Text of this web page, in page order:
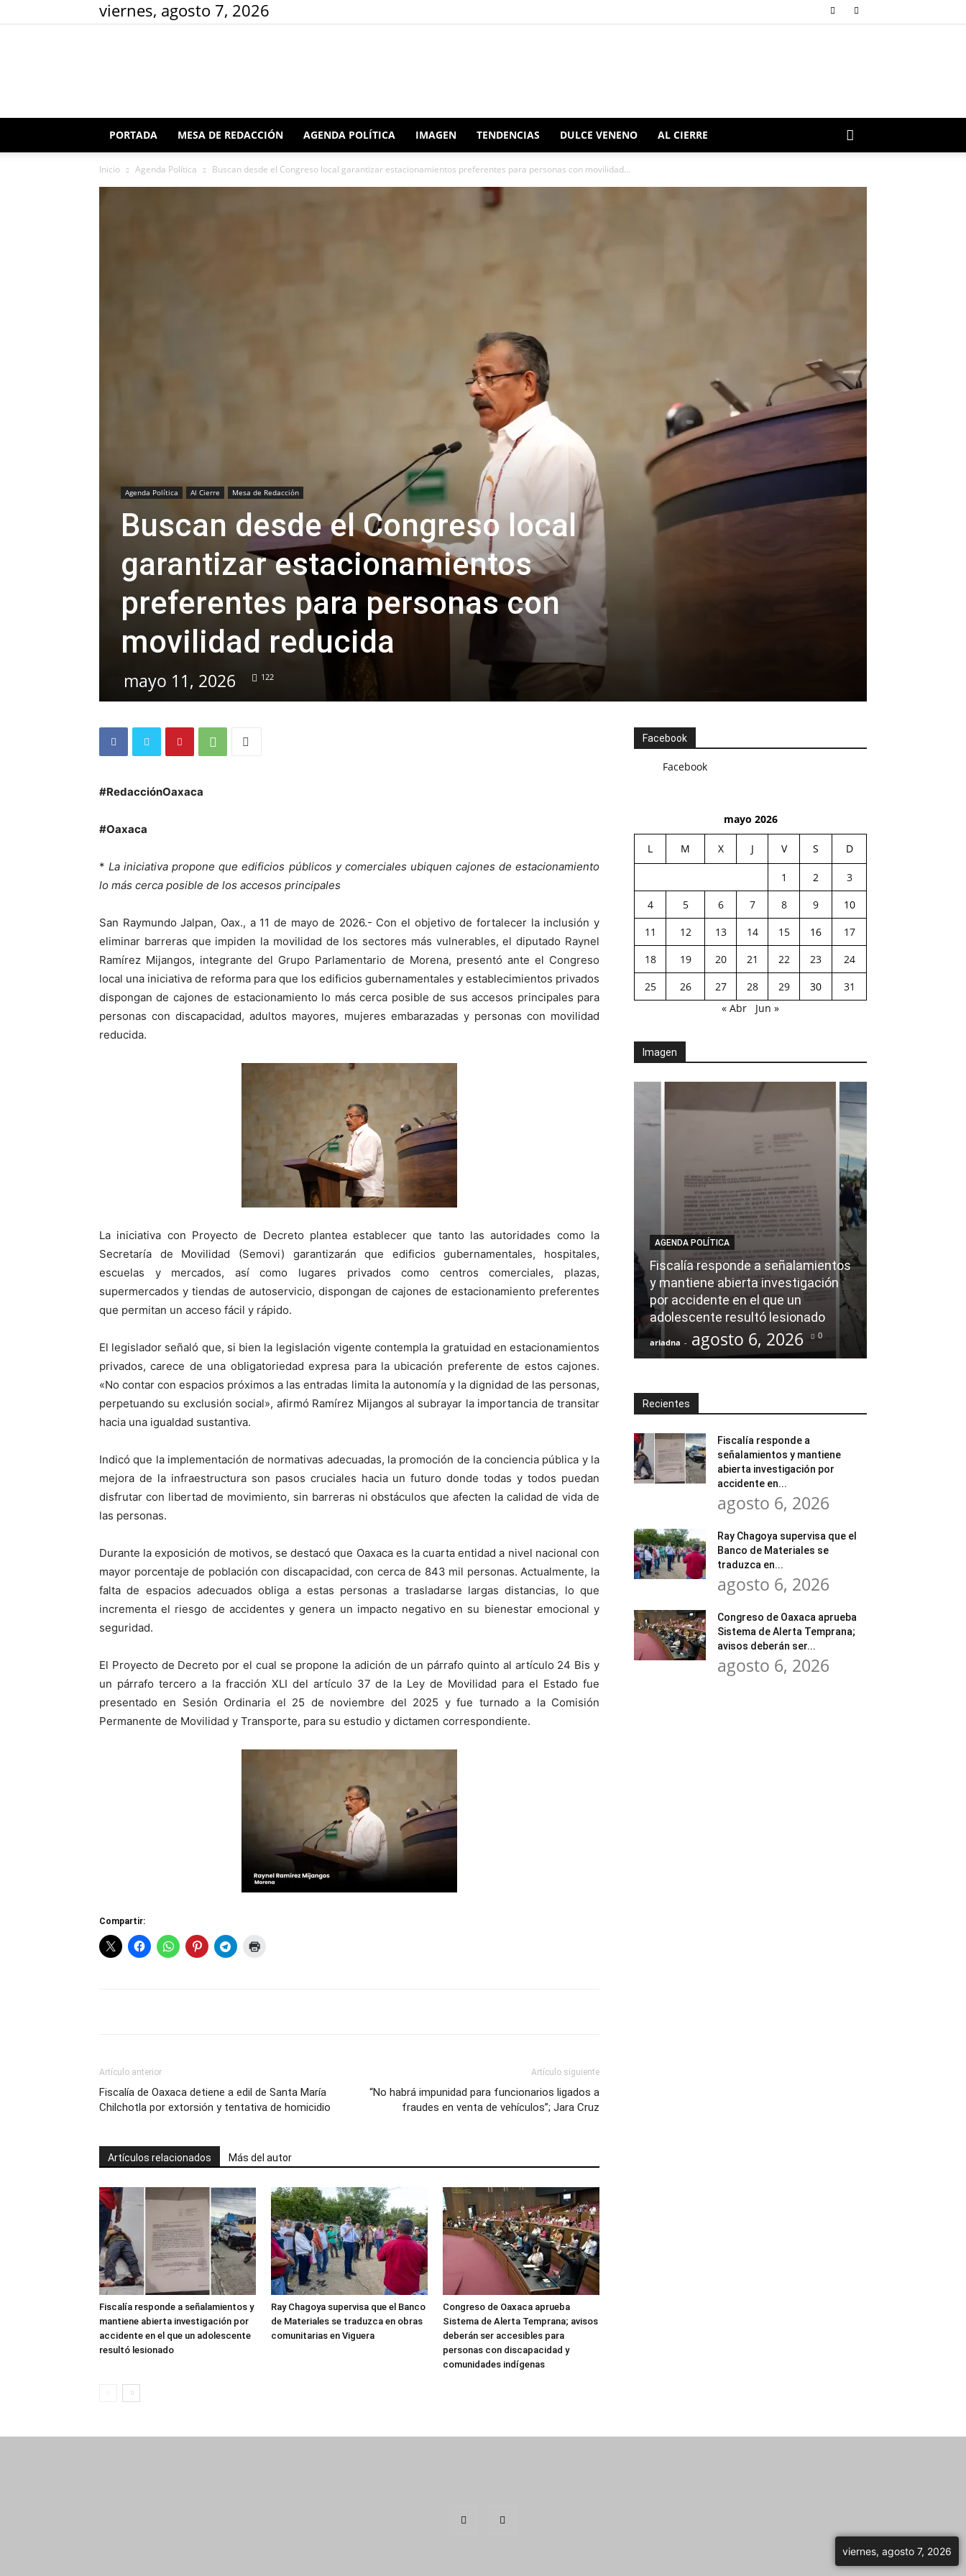
viernes, agosto 7, 2026
Redacción
Oaxaca
PORTADA MESA DE REDACCIÓN AGENDA POLÍTICA IMAGEN TENDENCIAS DULCE VENENO AL CIERRE
Inicio Agenda Política Buscan desde el Congreso local garantizar estacionamientos preferentes para personas con movilidad...
Agenda Política Al Cierre Mesa de Redacción
Buscan desde el Congreso local
garantizar estacionamientos
preferentes para personas con
movilidad reducida
mayo 11, 2026 122
#RedacciónOaxaca
#Oaxaca
*La iniciativa propone que edificios públicos y comerciales ubiquen cajones de estacionamiento
lo más cerca posible de los accesos principales
San Raymundo Jalpan, Oax., a 11 de mayo de 2026.- Con el objetivo de fortalecer la inclusión y
eliminar barreras que impiden la movilidad de los sectores más vulnerables, el diputado Raynel
Ramírez Mijangos, integrante del Grupo Parlamentario de Morena, presentó ante el Congreso
local una iniciativa de reforma para que los edificios gubernamentales y establecimientos privados
dispongan de cajones de estacionamiento lo más cerca posible de sus accesos principales para
personas con discapacidad, adultos mayores, mujeres embarazadas y personas con movilidad
reducida.
La iniciativa con Proyecto de Decreto plantea establecer que tanto las autoridades como la
Secretaría de Movilidad (Semovi) garantizarán que edificios gubernamentales, hospitales,
escuelas y mercados, así como lugares privados como centros comerciales, plazas,
supermercados y tiendas de autoservicio, dispongan de cajones de estacionamiento preferentes
que permitan un acceso fácil y rápido.
El legislador señaló que, si bien la legislación vigente contempla la gratuidad en estacionamientos
privados, carece de una obligatoriedad expresa para la ubicación preferente de estos cajones.
«No contar con espacios próximos a las entradas limita la autonomía y la dignidad de las personas,
perpetuando su exclusión social», afirmó Ramírez Mijangos al subrayar la importancia de transitar
hacia una igualdad sustantiva.
Indicó que la implementación de normativas adecuadas, la promoción de la conciencia pública y la
mejora de la infraestructura son pasos cruciales hacia un futuro donde todas y todos puedan
disfrutar con libertad de movimiento, sin barreras ni obstáculos que afecten la calidad de vida de
las personas.
Durante la exposición de motivos, se destacó que Oaxaca es la cuarta entidad a nivel nacional con
mayor porcentaje de población con discapacidad, con cerca de 843 mil personas. Actualmente, la
falta de espacios adecuados obliga a estas personas a trasladarse largas distancias, lo que
incrementa el riesgo de accidentes y genera un impacto negativo en su bienestar emocional y
seguridad.
El Proyecto de Decreto por el cual se propone la adición de un párrafo quinto al artículo 24 Bis y
un párrafo tercero a la fracción XLI del artículo 37 de la Ley de Movilidad para el Estado fue
presentado en Sesión Ordinaria el 25 de noviembre del 2025 y fue turnado a la Comisión
Permanente de Movilidad y Transporte, para su estudio y dictamen correspondiente.
Compartir:
Artículo anterior
Fiscalía de Oaxaca detiene a edil de Santa María
Chilchotla por extorsión y tentativa de homicidio
Artículo siguiente
“No habrá impunidad para funcionarios ligados a
fraudes en venta de vehículos”; Jara Cruz
Artículos relacionados Más del autor
Fiscalía responde a señalamientos y
mantiene abierta investigación por
accidente en el que un adolescente
resultó lesionado
Ray Chagoya supervisa que el Banco
de Materiales se traduzca en obras
comunitarias en Viguera
Congreso de Oaxaca aprueba
Sistema de Alerta Temprana; avisos
deberán ser accesibles para
personas con discapacidad y
comunidades indígenas
Facebook
Facebook
mayo 2026
L M X J V S D
1 2
3
4
5 6 7 8 9
10
11
12 13 14 15 16
17
18
19 20 21 22 23
24
25
26 27 28 29 30
31
« Abr
Jun »
Imagen
AGENDA POLÍTICA
Fiscalía responde a señalamientos
y mantiene abierta investigación
por accidente en el que un
adolescente resultó lesionado
ariadna - agosto 6, 2026 0
Recientes
Fiscalía responde a
señalamientos y mantiene
abierta investigación por
accidente en...
agosto 6, 2026
Ray Chagoya supervisa que el
Banco de Materiales se
traduzca en...
agosto 6, 2026
Congreso de Oaxaca aprueba
Sistema de Alerta Temprana;
avisos deberán ser...
agosto 6, 2026
viernes, agosto 7, 2026